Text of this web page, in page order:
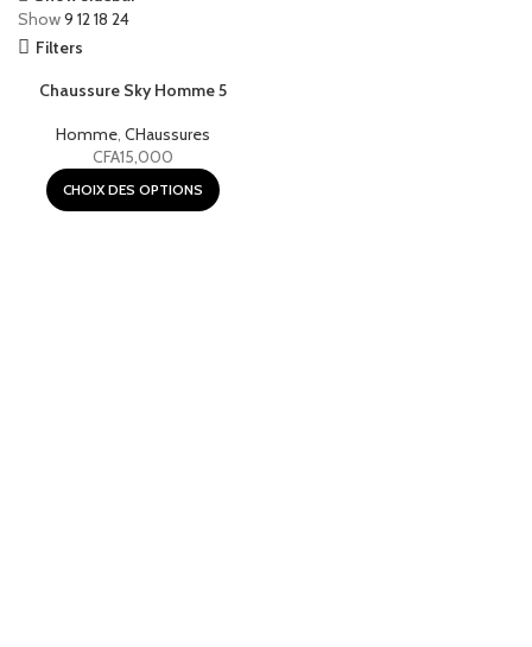
Show9 1218 24
Filters
Chaussure Sky Homme 5
Homme, CHaussures
CFA15,000
CHOIX DES OPTIONS